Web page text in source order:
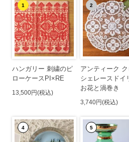
1
ハンガリー 刺繍のピ
ローケースPI×RE
13,500円(税込)
2
アンティーク ク
シェレースドイ
お花と渦巻き
3,740円(税込)
4 5